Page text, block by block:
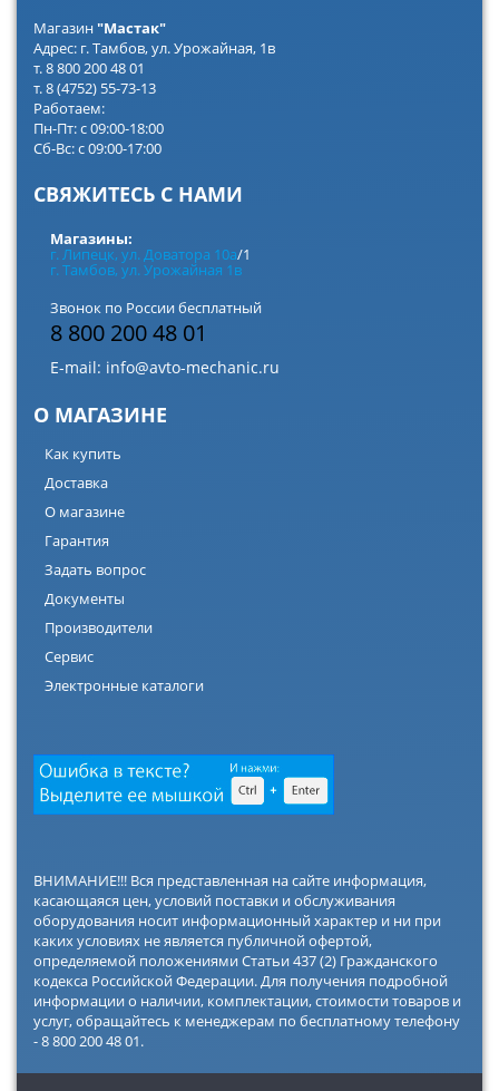
Магазин"Мастак"
Адрес: г. Тамбов, ул. Урожайная, 1в
т. 8 800 200 48 01
т. 8 (4752) 55-73-13
Работаем:
Пн-Пт: с 09:00-18:00
Сб-Вс: с 09:00-17:00
СВЯЖИТЕСЬ С НАМИ
Магазины:
г. Липецк, ул. Доватора 10а/1
г. Тамбов, ул. Урожайная 1в
Звонок по России бесплатный
8 800 200 48 01
E-mail: info@avto-mechanic.ru
О МАГАЗИНЕ
Как купить
Доставка
О магазине
Гарантия
Задать вопрос
Документы
Производители
Сервис
Электронные каталоги
ВНИМАНИЕ!!! Вся представленная на сайте информация,
касающаяся цен, условий поставки и обслуживания
оборудования носит информационный характер и ни при
каких условиях не является публичной офертой,
определяемой положениями Статьи 437 (2) Гражданского
кодекса Российской Федерации. Для получения подробной
информации о наличии, комплектации, стоимости товаров и
услуг, обращайтесь к менеджерам по бесплатному телефону
- 8 800 200 48 01.